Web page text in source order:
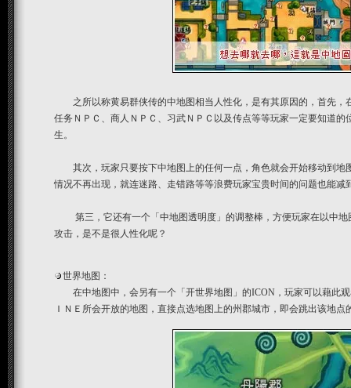
之所以称黄易群侠传的中地图相当人性化，是有其原因的，首先，
任务ＮＰＣ、商人ＮＰＣ、习武ＮＰＣ以及传点等等玩家一定要知道
生。
其次，玩家只要按下中地图上的任何一点，角色就会开始移动到地
情况不再出现，就连迷路、走错路等等浪费玩家宝贵时间的问题也能减
第三，它还有一个「中地图透明度」的调整棒，方便玩家在以中地
攻击，是不是很人性化呢？
世界地图：
在中地图中，会另有一个「开世界地图」的ICON，玩家可以藉此
ＩＮＥ所会开放的地图，直接点选地图上的州郡城市，即会跳出该地